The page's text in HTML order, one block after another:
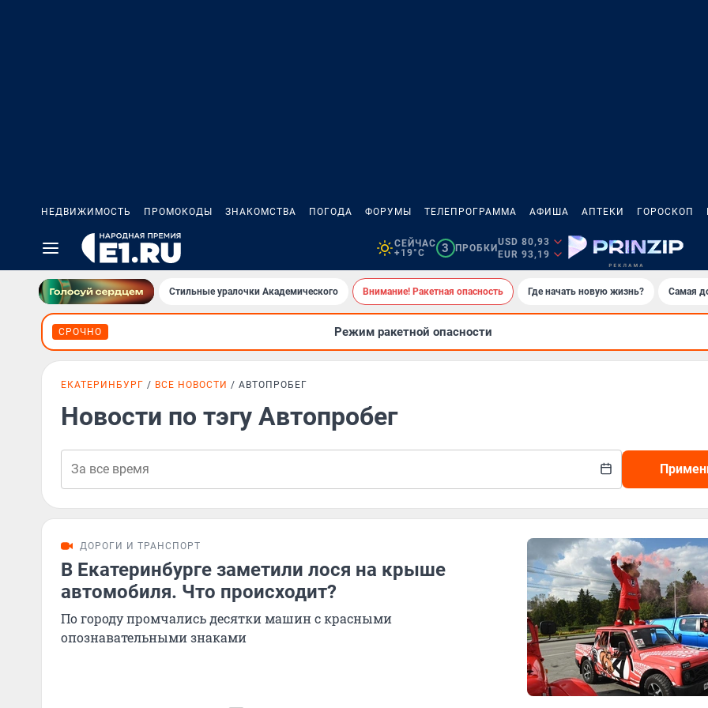
НЕДВИЖИМОСТЬ ПРОМОКОДЫ ЗНАКОМСТВА ПОГОДА ФОРУМЫ ТЕЛЕПРОГРАММА АФИША АПТЕКИ ГОРОСКОП
СЕЙЧАС
+19°C
3 ПРОБКИ
USD 80,93
EUR 93,19
Стильные уралочки Академического Внимание! Ракетная опасность Где начать новую жизнь? Самая
СРОЧНО Режим ракетной опасности
ЕКАТЕРИНБУРГ ВСЕ НОВОСТИ АВТОПРОБЕГ
Новости по тэгу Автопробег
ДОРОГИ И ТРАНСПОРТ
В Екатеринбурге заметили лося на крыше
автомобиля. Что происходит?
По городу промчались десятки машин с красными
опознавательными знаками